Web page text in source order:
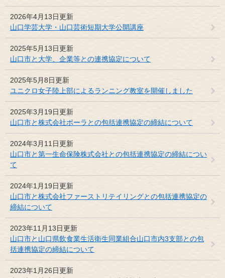
2026年4月13日更新
山口学芸大学・山口芸術短期大学公開講座
2025年5月13日更新
山口市と大学、企業等との連携協定について
2025年5月8日更新
ユニクロ女子陸上部によるランニング教室を開催しました
2025年3月19日更新
山口市と株式会社ポーラとの包括連携協定の締結について
2024年3月11日更新
山口市と第一生命保険株式会社との包括連携協定の締結につい
て
2024年1月19日更新
山口市と株式会社ファーストリテイリングとの包括連携協定の
締結について
2023年11月13日更新
山口市と山口県飲食業生活衛生同業組合山口市内3支部との包
括連携協定の締結について
2023年1月26日更新